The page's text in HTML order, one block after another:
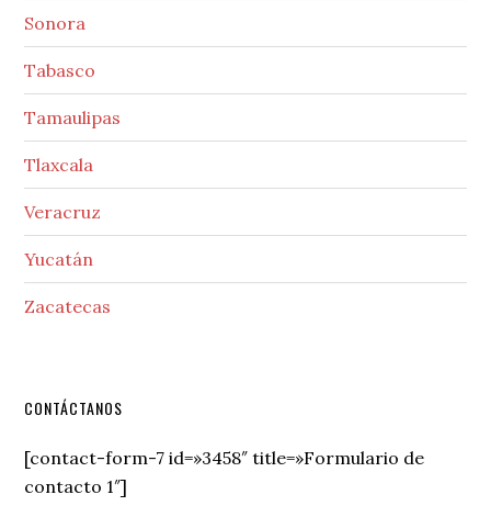
Sonora
Tabasco
Tamaulipas
Tlaxcala
Veracruz
Yucatán
Zacatecas
Secondary
Sidebar
CONTÁCTANOS
[contact-form-7 id=»3458″ title=»Formulario de
contacto 1″]